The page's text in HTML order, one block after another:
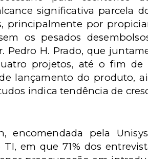
significativa parcela
principalmente por
os pesados
Pedro H. Prado, que
projetos, até o fim de
lançamento do produto,
indica tendência de
encomendada pela
em que 71% dos